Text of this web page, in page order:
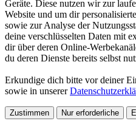
Geräte. Diese nutzen wir zur
Website und um dir
sowie zur Analyse der
deine verschlüsselten Daten mit
dir über deren Online-
du deren Dienste bereits selbst
Erkundige dich bitte vor deiner
sowie in unserer
Zustimmen Nur erforderliche